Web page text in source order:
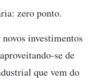
zero ponto.
investimentos
se de
que vem do